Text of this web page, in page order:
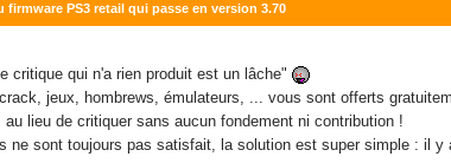
firmware PS3 retail qui passe en version 3.70
critique qui n'a rien produit est un lâche"
jeux, hombrews, émulateurs, ... vous sont offerts
au lieu de critiquer sans aucun fondement ni contribution !
ne sont toujours pas satisfait, la solution est super simple : il